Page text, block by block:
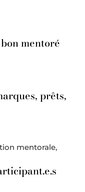
mentoré
prêts,
mentorale,